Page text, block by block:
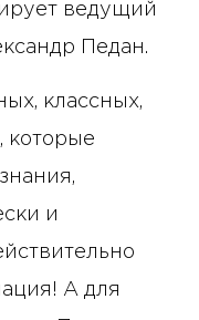
ведущий
Педан.
классных,
которые
и
А для